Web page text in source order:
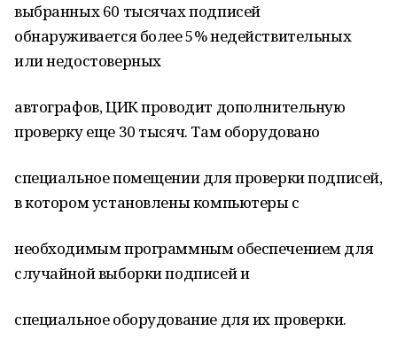
выбранных 60 тысячах подписей
обнаруживается более 5% недействительных
или недостоверных
автографов, ЦИК проводит дополнительную
проверку еще 30 тысяч. Там оборудовано
специальное помещении для проверки подписей,
в котором установлены компьютеры с
необходимым программным обеспечением для
случайной выборки подписей и
специальное оборудование для их проверки.